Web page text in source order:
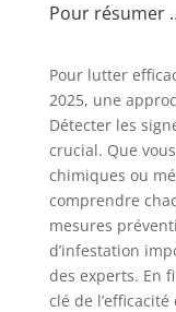
Pour résumer
Pour lutter
2025, une
Détecter les
crucial. Que
chimiques ou
comprendre
mesures
d’infestation
des experts. En
clé de